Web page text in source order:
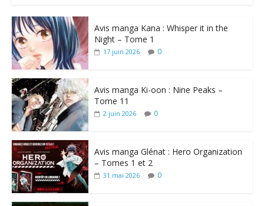
Avis manga Kana : Whisper it in the
Night – Tome 1
17 juin 2026 0
Avis manga Ki-oon : Nine Peaks –
Tome 11
2 juin 2026 0
Avis manga Glénat : Hero Organization
– Tomes 1 et 2
31 mai 2026 0